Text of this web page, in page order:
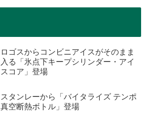
ロゴスからコンビニアイスがそのまま
入る「氷点下キープシリンダー・アイ
スコア」登場
スタンレーから「バイタライズ テンポ
真空断熱ボトル」登場